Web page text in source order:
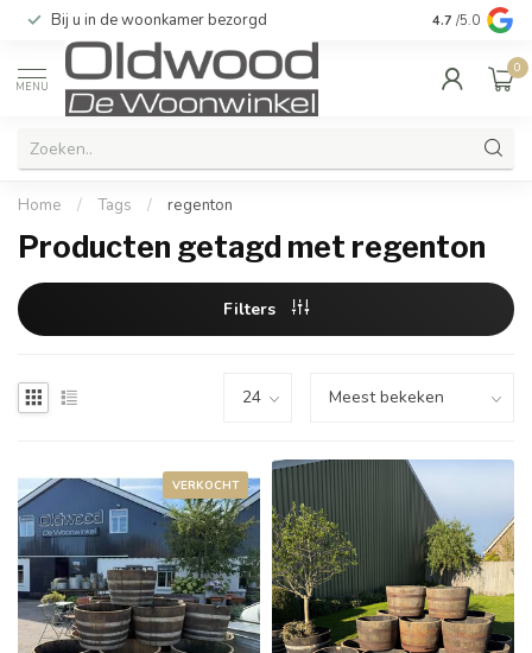
Bij u in de woonkamer bezorgd Kwaliteit &
4.7 /5.0
MENU
0
Home / Tags / regenton
Producten getagd met regenton
Filters
VERKOCHT